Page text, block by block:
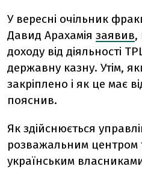
У вересні очільник
Давид Арахамія заявив,
доходу від діяльності
державну казну. Утім,
закріплено і як це має
пояснив.
Як здійснюється
розважальним центром
українським